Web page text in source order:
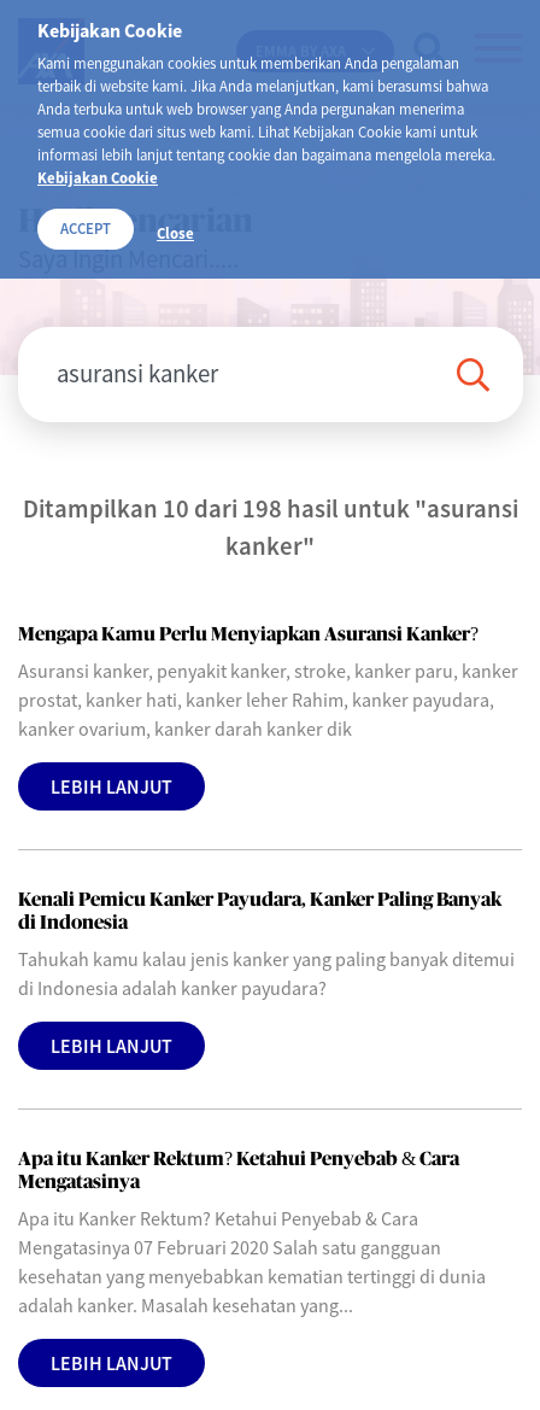
Kebijakan Cookie
Kami menggunakan cookies untuk memberikan Anda pengalaman
terbaik di website kami. Jika Anda melanjutkan, kami berasumsi bahwa
Anda terbuka untuk web browser yang Anda pergunakan menerima
semua cookie dari situs web kami. Lihat Kebijakan Cookie kami untuk
informasi lebih lanjut tentang cookie dan bagaimana mengelola mereka.
Kebijakan Cookie
ACCEPT Close
Hasil Pencarian
Saya Ingin Mencari.....
Ditampilkan 10 dari 198 hasil untuk"asuransi
kanker"
Mengapa Kamu Perlu Menyiapkan Asuransi Kanker?
Asuransi kanker, penyakit kanker, stroke, kanker paru, kanker
prostat, kanker hati, kanker leher Rahim, kanker payudara,
kanker ovarium, kanker darah kanker dik
LEBIH LANJUT
Kenali Pemicu Kanker Payudara, Kanker Paling Banyak
di Indonesia
Tahukah kamu kalau jenis kanker yang paling banyak ditemui
di Indonesia adalah kanker payudara?
LEBIH LANJUT
Apa itu Kanker Rektum? Ketahui Penyebab & Cara
Mengatasinya
Apa itu Kanker Rektum? Ketahui Penyebab & Cara
Mengatasinya 07 Februari 2020 Salah satu gangguan
kesehatan yang menyebabkan kematian tertinggi di dunia
adalah kanker. Masalah kesehatan yang...
LEBIH LANJUT